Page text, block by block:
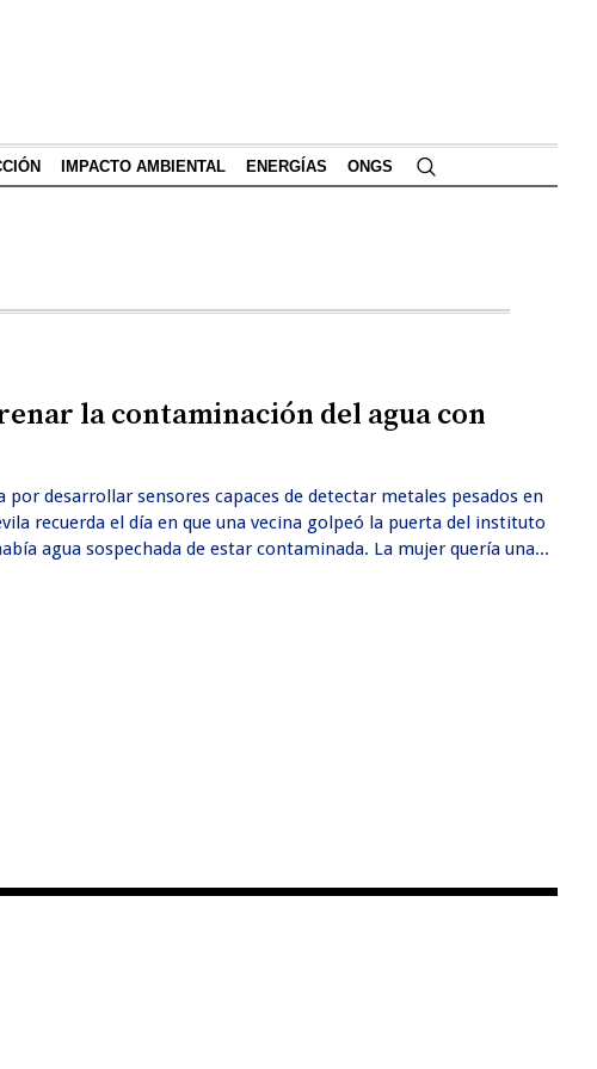
IMPACTO AMBIENTAL ENERGÍAS ONGS
la contaminación del agua con
por desarrollar sensores capaces de detectar metales pesados en
recuerda el día en que una vecina golpeó la puerta del instituto
agua sospechada de estar contaminada. La mujer quería una...